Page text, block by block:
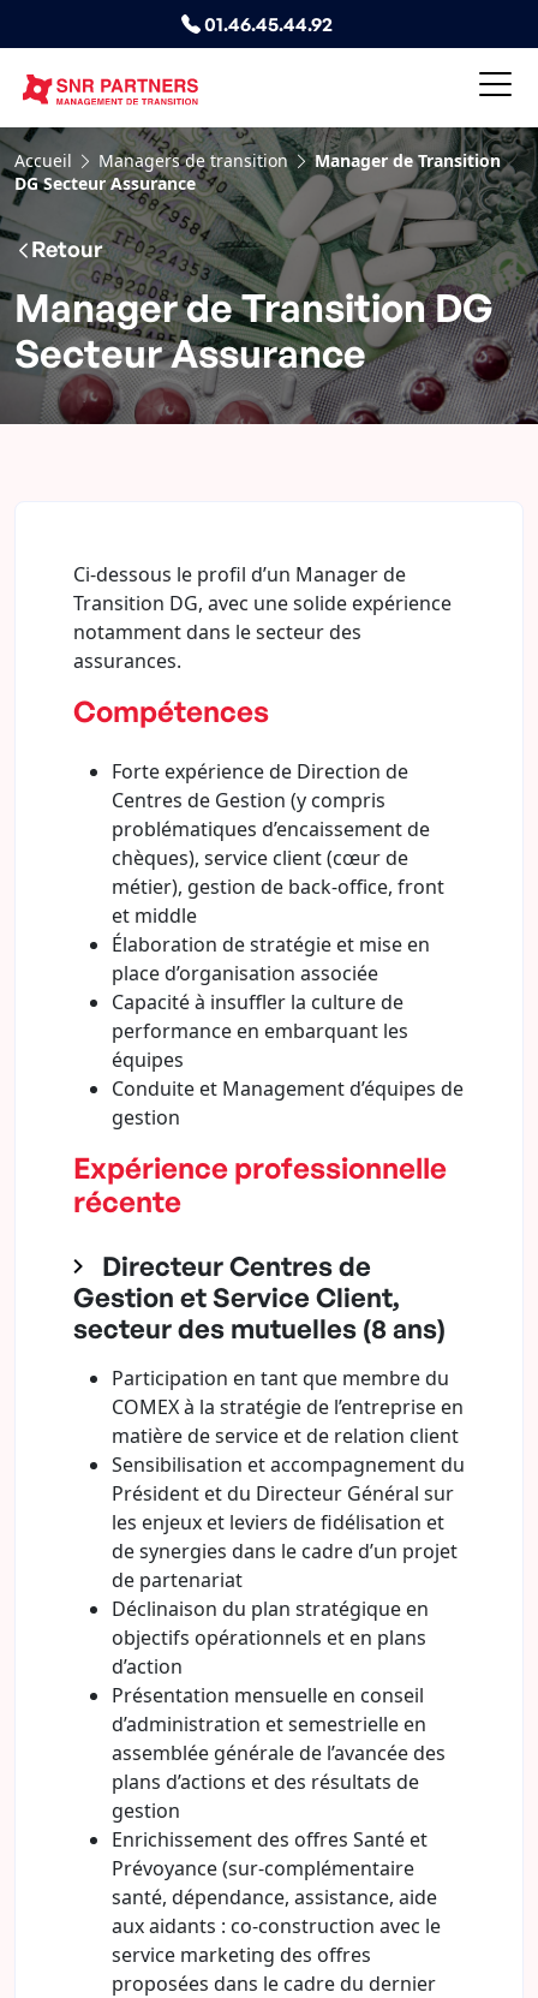
01.46.45.44.92
Accueil Managers de transition
Manager de Transition
DG Secteur Assurance
Retour
Manager de Transition DG
Secteur Assurance
Ci-dessous le profil d’un Manager de
Transition DG, avec une solide expérience
notamment dans le secteur des
assurances.
Compétences
Forte expérience de Direction de
Centres de Gestion (y compris
problématiques d’encaissement de
chèques), service client (cœur de
métier), gestion de back-office, front
et middle
Élaboration de stratégie et mise en
place d’organisation associée
Capacité à insuffler la culture de
performance en embarquant les
équipes
Conduite et Management d’équipes de
gestion
Expérience professionnelle
récente
Directeur Centres de
Gestion et Service Client,
secteur des mutuelles (8 ans)
Participation en tant que membre du
COMEX à la stratégie de l’entreprise en
matière de service et de relation client
Sensibilisation et accompagnement du
Président et du Directeur Général sur
les enjeux et leviers de fidélisation et
de synergies dans le cadre d’un projet
de partenariat
Déclinaison du plan stratégique en
objectifs opérationnels et en plans
d’action
Présentation mensuelle en conseil
d’administration et semestrielle en
assemblée générale de l’avancée des
plans d’actions et des résultats de
gestion
Enrichissement des offres Santé et
Prévoyance (sur-complémentaire
santé, dépendance, assistance, aide
aux aidants : co-construction avec le
service marketing des offres
proposées dans le cadre du dernier